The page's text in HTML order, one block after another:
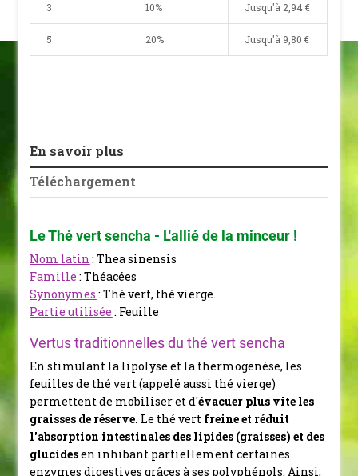
3 10% Jusqu'à 2,94 €
5 20% Jusqu'à 9,80 €
En savoir plus
Téléchargement
Le Thé vert sencha - L'allié de la minceur !
Nom latin : Thea sinensis
Famille : Théacées
Synonymes : Thé vert, thé vierge.
Partie utilisée : Feuille
Vertus traditionnelles du thé vert sencha
En stimulant la lipolyse et la thermogenèse, les
feuilles de thé vert (appelé aussi thé vierge)
permettent de mobiliser et d'évacuer plus vite les
graisses de réserve. Le thé vert freine et réduit
l'absorption intestinales des lipides (graisses) et des
glucidesen inhibant partiellement certaines
enzymes digestives grâces à ses polyphénols. Ainsi,